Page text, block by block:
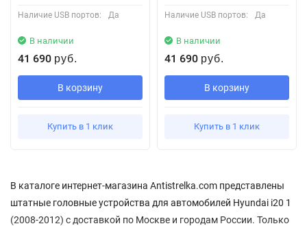
Наличие USB портов: Да
В наличии
41 690 руб.
В корзину
Купить в 1 клик
Наличие USB портов: Да
В наличии
41 690 руб.
В корзину
Купить в 1 клик
В каталоге интернет-магазина Antistrelka.com представлены
штатные головные устройства для автомобилей Hyundai i20 1
(2008-2012) с доставкой по Москве и городам России. Только